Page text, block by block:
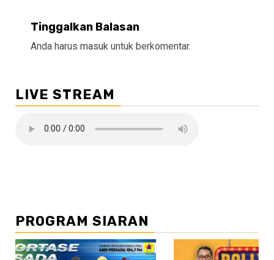
Tinggalkan Balasan
Anda harus masuk untuk berkomentar.
LIVE STREAM
PROGRAM SIARAN